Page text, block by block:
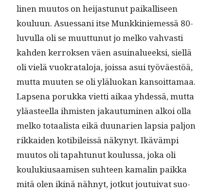
li­nen muu­tos on hei­jas­tunut paikalliseen
koulu­un. Asues­sani itse Munkkiniemessä 80-
luvul­la oli se muut­tunut jo melko vah­vasti
kah­den ker­roksen väen asuinalueek­si, siel­lä
oli vielä vuokrat­alo­ja, jois­sa asui työväestöä,
mut­ta muuten se oli ylälu­okan kan­soit­ta­maa.
Lapse­na poruk­ka viet­ti aikaa yhdessä, mut­ta
yläas­teel­la ihmis­ten jakau­tu­mi­nen alkoi olla
melko totaal­ista eikä duu­nar­ien lap­sia paljon
rikkaiden kotibileis­sä näkynyt. Ikävämpi
muu­tos oli tapah­tunut koulus­sa, joka oli
kouluk­iusaamisen suh­teen kama­lin paik­ka
mitä olen ikinä näh­nyt, jotkut jou­tu­i­v­at suo­